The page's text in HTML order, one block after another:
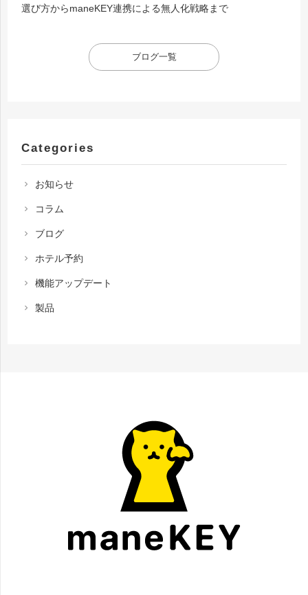
選び方からmaneKEY連携による無人化戦略まで
ブログ一覧
Categories
chevron_right お知らせ
chevron_right コラム
chevron_right ブログ
chevron_right ホテル予約
chevron_right 機能アップデート
chevron_right 製品